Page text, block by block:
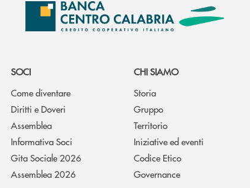
SOCI
Come diventare
Diritti e Doveri
Assemblea
Informativa Soci
Gita Sociale 2026
Assemblea 2026
CHI SIAMO
Storia
Gruppo
Territorio
Iniziative ed eventi
Codice Etico
Governance